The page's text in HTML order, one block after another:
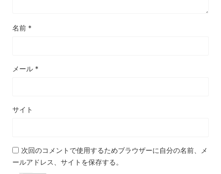
名前 *
メール *
サイト
次回のコメントで使用するためブラウザーに自分の名前、メ
ールアドレス、サイトを保存する。